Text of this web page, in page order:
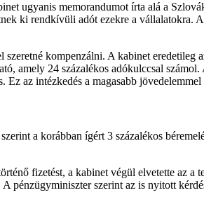
ugyanis memorandumot írta alá a
ki rendkívüli adót ezekre a vállalatokra.
kompenzálni. A kabinet eredetileg
amely 24 százalékos adókulccsal
az intézkedés a magasabb
a korábban ígért 3 százalékos
fizetést, a kabinet végül elvetette az a
pénzügyminiszter szerint az is nyitott